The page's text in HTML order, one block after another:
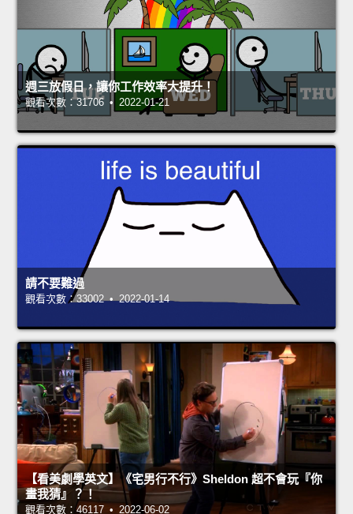
週三放假日，讓你工作效率大提升！
觀看次數：31706 • 2022-01-21
請不要難過
觀看次數：33002 • 2022-01-14
【看美劇學英文】《宅男行不行》Sheldon 超不會玩『你
畫我猜』？！
觀看次數：46117 • 2022-06-02